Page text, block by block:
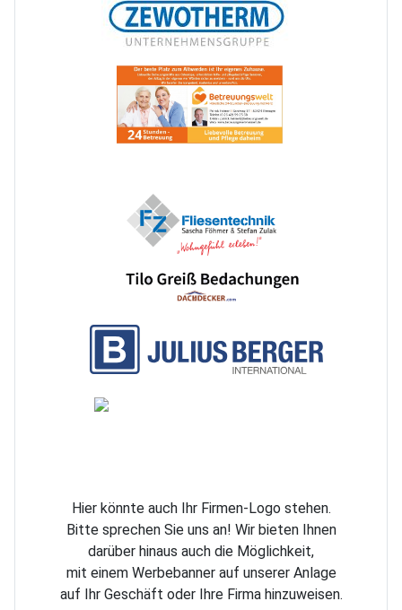
Hier könnte auch Ihr Firmen-Logo stehen.
Bitte sprechen Sie uns an! Wir bieten Ihnen
darüber hinaus auch die Möglichkeit,
mit einem Werbebanner auf unserer Anlage
auf Ihr Geschäft oder Ihre Firma hinzuweisen.